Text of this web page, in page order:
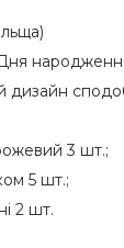
3 шт.;
5 шт.;
2 шт.